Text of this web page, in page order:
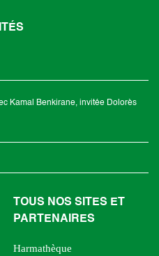
Kamal Benkirane, invitée Dolorès
TOUS NOS SITES ET
PARTENAIRES
Harmathèque